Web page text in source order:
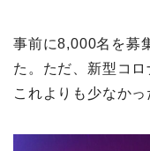
事前に8,000名を募
た。ただ、新型コ
これよりも少なかっ